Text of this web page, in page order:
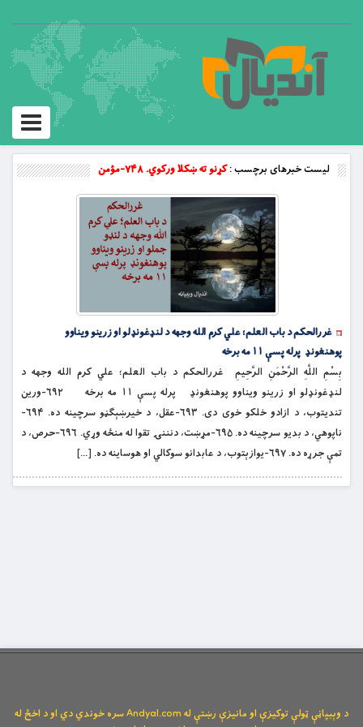
Toggle
لیست خبرهای برچسب :کړنو ته ښکلا ورکوي. ۷۴۸-مؤمن
غررالحکم د باب العلم؛ علي کرم الله وجهه د لنډغونډلو او زرینو ویناوو
پوهنغونډ پرله پسې ۱۱ مه برخه
بِسْمِ اللَّهِ الرَّحْمَنِ الرَّحِيمِ غررالحکم د باب العلم؛ علي کرم الله وجهه د
لنډغونډلو او زرینو ویناوو پوهنغونډ پرله پسې ۱۱ مه برخه ۶۹۲-ورین
تندیتوب، د ازادو خلکو خوی دی. ۶۹۳-عقل، د خیرښېګڼو سرچینه ده. ۶۹۴-
ناپوهي، د بدیو سرچینه ده. ۶۹۵-مړښت، دنننۍ تقوا له منځه وړي. ۶۹۶-حرص، د
تمې جرړه ده. ۶۹۷-یوازېتوب، د عابدانو سوکالي او هوساینه ده. […]
د وېبپاڼې ټولې توکیزې او مانیزې رښتې له Andyal.com سره خوندي دي او د اخځ له